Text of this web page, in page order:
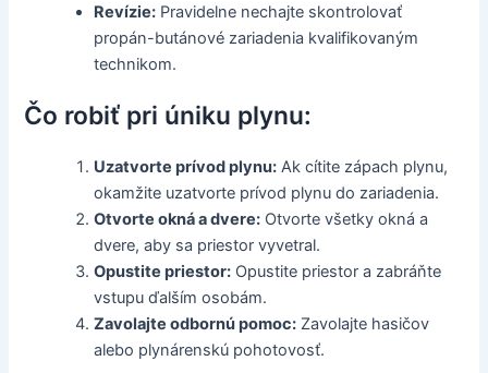
Revízie: Pravidelne nechajte skontrolovať
propán-butánové zariadenia kvalifikovaným
technikom.
Čo robiť pri úniku plynu:
Uzatvorte prívod plynu: Ak cítite zápach plynu,
okamžite uzatvorte prívod plynu do zariadenia.
Otvorte okná a dvere: Otvorte všetky okná a
dvere, aby sa priestor vyvetral.
Opustite priestor: Opustite priestor a zabráňte
vstupu ďalším osobám.
Zavolajte odbornú pomoc: Zavolajte hasičov
alebo plynárenskú pohotovosť.